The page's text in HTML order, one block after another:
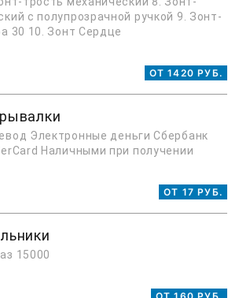
с полупрозрачной ручкой 9. Зонт-
30 10. Зонт Сердце
ОТ 1420 РУБ.
Электронные деньги Сбербанк
Наличными при получении
ОТ 17 РУБ.
15000